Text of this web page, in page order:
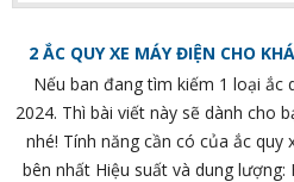
2 ẮC QUY XE MÁY ĐIỆN CHO
Nếu ban đang tìm kiếm 1 loại ắc
2024. Thì bài viết này sẽ dành cho
nhé! Tính năng cần có của ắc quy
bên nhất Hiệu suất và dung lượng: